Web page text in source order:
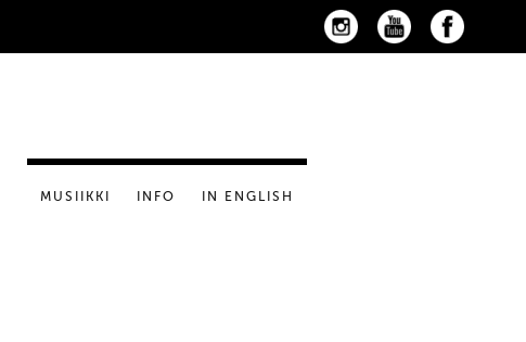
MUSIIKKI INFO IN ENGLISH